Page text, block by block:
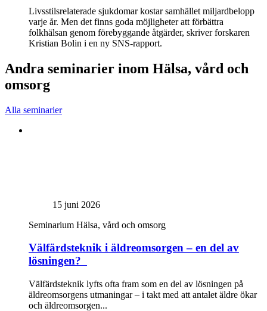
Livsstilsrelaterade sjukdomar kostar samhället miljardbelopp
varje år. Men det finns goda möjligheter att förbättra
folkhälsan genom förebyggande åtgärder, skriver forskaren
Kristian Bolin i en ny SNS-rapport.
Andra seminarier inom Hälsa, vård och
omsorg
Alla seminarier
15 juni 2026
Seminarium Hälsa, vård och omsorg
Välfärdsteknik i äldreomsorgen – en del av
lösningen?
Välfärdsteknik lyfts ofta fram som en del av lösningen på
äldreomsorgens utmaningar – i takt med att antalet äldre ökar
och äldreomsorgen...